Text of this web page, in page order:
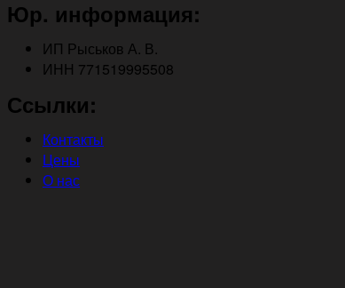
Юр. информация:
ИП Рыськов А. В.
ИНН 771519995508
Ссылки:
Контакты
Цены
О нас